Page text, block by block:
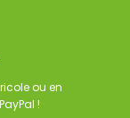
ou en
!